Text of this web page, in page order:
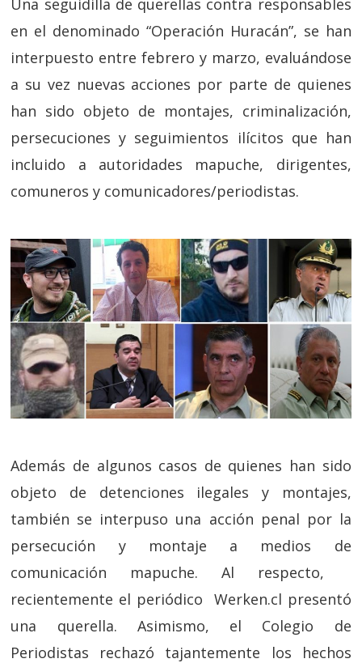
Una seguidilla de querellas contra responsables
en el denominado “Operación Huracán”, se han
interpuesto entre febrero y marzo, evaluándose
a su vez nuevas acciones por parte de quienes
han sido objeto de montajes, criminalización,
persecuciones y seguimientos ilícitos que han
incluido a autoridades mapuche, dirigentes,
comuneros y comunicadores/periodistas.
Además de algunos casos de quienes han sido
objeto de detenciones ilegales y montajes,
también se interpuso una acción penal por la
persecución y montaje a medios de
comunicación mapuche. Al respecto,
recientemente el periódico Werken.cl presentó
una querella. Asimismo, el Colegio de
Periodistas rechazó tajantemente los hechos